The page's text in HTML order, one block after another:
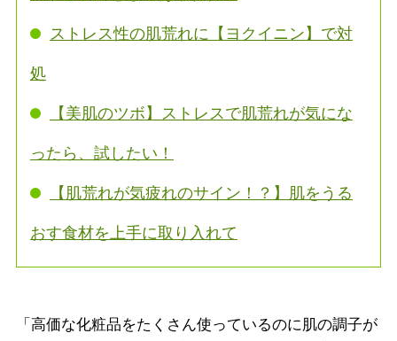
ストレス性の肌荒れに【ヨクイニン】で対
処
【美肌のツボ】ストレスで肌荒れが気にな
ったら、試したい！
【肌荒れが気疲れのサイン！？】肌をうる
おす食材を上手に取り入れて
「高価な化粧品をたくさん使っているのに肌の調子が